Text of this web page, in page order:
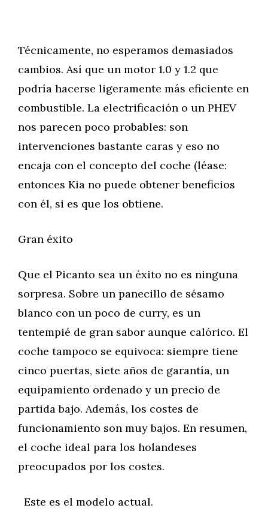
Técnicamente, no esperamos demasiados
cambios. Así que un motor 1.0 y 1.2 que
podría hacerse ligeramente más eficiente en
combustible. La electrificación o un PHEV
nos parecen poco probables: son
intervenciones bastante caras y eso no
encaja con el concepto del coche (léase:
entonces Kia no puede obtener beneficios
con él, si es que los obtiene.
Gran éxito
Que el Picanto sea un éxito no es ninguna
sorpresa. Sobre un panecillo de sésamo
blanco con un poco de curry, es un
tentempié de gran sabor aunque calórico. El
coche tampoco se equivoca: siempre tiene
cinco puertas, siete años de garantía, un
equipamiento ordenado y un precio de
partida bajo. Además, los costes de
funcionamiento son muy bajos. En resumen,
el coche ideal para los holandeses
preocupados por los costes.
Este es el modelo actual.